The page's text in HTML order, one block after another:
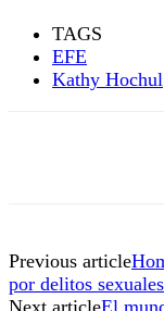
TAGS
EFE
Kathy Hochul
Previous article
por delitos
Next articleEl